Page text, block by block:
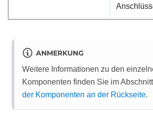
ANMERKUNG
Weitere Informationen zu den
Komponenten finden Sie im Abschnitt
der Komponenten an der Rückseite.